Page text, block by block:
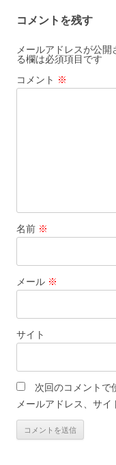
コメントを残す
メールアドレスが公開
る欄は必須項目です
コメント ※
名前 ※
メール ※
サイト
次回のコメントで
メールアドレス、サイ